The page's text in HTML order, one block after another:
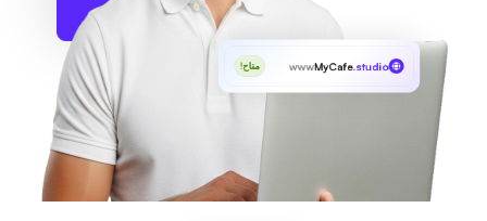
wwwMyCafe.studio متاح!